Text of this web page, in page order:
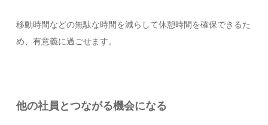
移動時間などの無駄な時間を減らして休憩時間を確保できるた
め、有意義に過ごせます。
他の社員とつながる機会になる